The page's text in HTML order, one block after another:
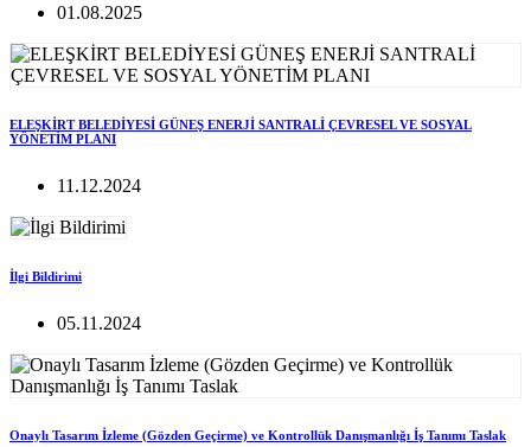
01.08.2025
ELEŞKİRT BELEDİYESİ GÜNEŞ ENERJİ SANTRALİ ÇEVRESEL VE SOSYAL
YÖNETİM PLANI
11.12.2024
İlgi Bildirimi
05.11.2024
Onaylı Tasarım İzleme (Gözden Geçirme) ve Kontrollük Danışmanlığı İş Tanımı Taslak